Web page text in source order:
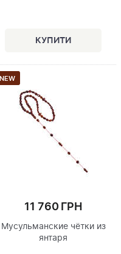
NEW
11 760 ГРН
Мусульманские чётки из
янтаря